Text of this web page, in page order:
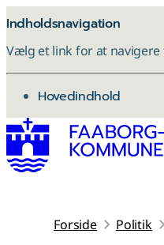
Indholdsnavigation
Vælg et link for at
gå til
Hovedindhold
Forside Politik